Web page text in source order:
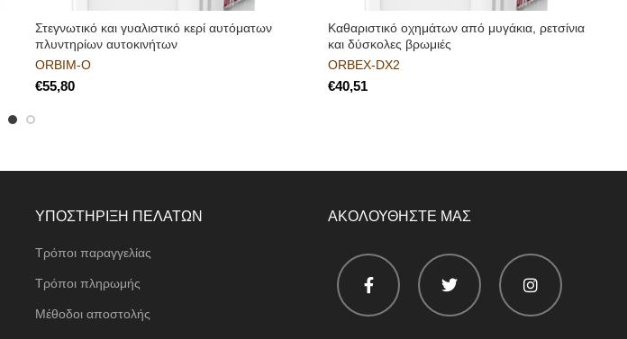
Στεγνωτικό και γυαλιστικό κερί αυτόματων
πλυντηρίων αυτοκινήτων
ORBIM-O
€
Kαθαριστικό οχημάτων από μυγάκια, ρετσίνια
και δύσκολες βρωμιές
ORBEX-DX2
€
ΥΠΟΣΤΗΡΙΞΗ ΠΕΛΑΤΩΝ
Τρόποι παραγγελίας
Τρόποι πληρωμής
Μέθοδοι αποστολής
ΑΚΟΛΟΥΘΗΣΤΕ ΜΑΣ